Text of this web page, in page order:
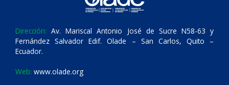
Dirección: Av. Mariscal Antonio José de Sucre N58-63 y
Fernández Salvador Edif. Olade – San Carlos, Quito –
Ecuador.
Web: www.olade.org